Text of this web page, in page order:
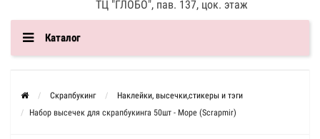
ТЦ "ГЛОБО", пав. 137, цок. этаж
Каталог
Скрапбукинг
Наклейки, высечки,стикеры и тэги
Набор высечек для скрапбукинга 50шт - Море (Scrapmir)